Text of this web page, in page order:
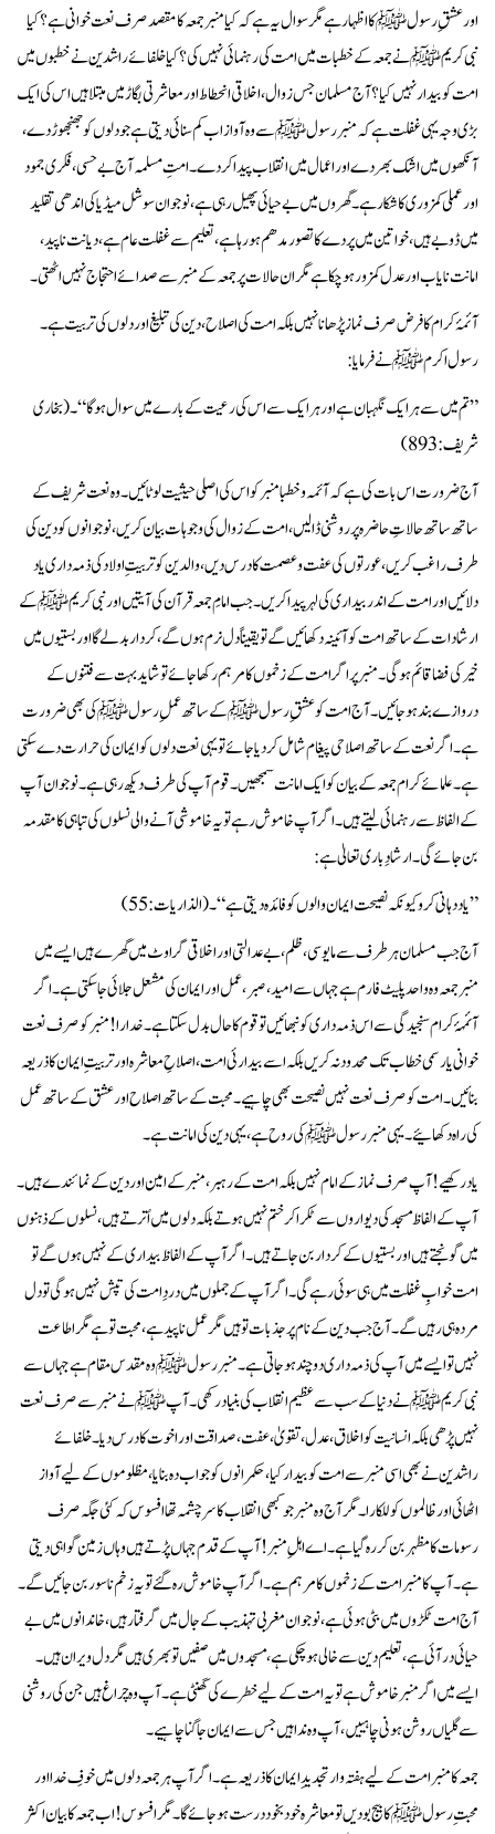
اور عشقِ رسول ﷺ کا اظہار ہے مگر سوال یہ ہے کہ کیا منبر جمعہ کا مقصد صرف نعت خوانی ہے؟ کیا
نبی کریم ﷺ نے جمعہ کے خطبات میں امت کی رہنمائی نہیں کی؟ کیا خلفائے راشدین نے خطبوں میں
امت کو بیدار نہیں کیا؟ آج مسلمان جس زوال، اخلاقی انحطاط اور معاشرتی بگاڑ میں مبتلا ہیں اس کی ایک
بڑی وجہ یہی غفلت ہے کہ منبر رسول ﷺ سے وہ آواز اب کم سنائی دیتی ہے جو دلوں کو جھنجھوڑ دے،
آنکھوں میں اشک بھر دے اور اعمال میں انقلاب پیدا کر دے۔ امتِ مسلمہ آج بے حسی، فکری جمود
اور عملی کمزوری کا شکار ہے۔ گھروں میں بے حیائی پھیل رہی ہے، نوجوان سوشل میڈیا کی اندھی تقلید
میں ڈوبے ہیں، خواتین میں پردے کا تصور مدھم ہو رہا ہے، تعلیم سے غفلت عام ہے، دیانت ناپید،
امانت نایاب اور عدل کمزور ہو چکا ہے مگر ان حالات پر جمعہ کے منبر سے صدائے احتجاج نہیں اٹھتی۔
آئمۂ کرام کا فرض صرف نماز پڑھانا نہیں بلکہ امت کی اصلاح، دین کی تبلیغ اور دلوں کی تربیت ہے۔
رسول اکرم ﷺ نے فرمایا:
”تم میں سے ہر ایک نگہبان ہے اور ہر ایک سے اس کی رعیت کے بارے میں سوال ہوگا“۔ (بخاری
شریف:893)
آج ضرورت اس بات کی ہے کہ آئمہ و خطبا منبر کو اس کی اصلی حیثیت لوٹائیں۔ وہ نعت شریف کے
ساتھ ساتھ حالاتِ حاضرہ پر روشنی ڈالیں، امت کے زوال کی وجوہات بیان کریں، نوجوانوں کو دین کی
طرف راغب کریں، عورتوں کی عفت و عصمت کا درس دیں، والدین کو تربیتِ اولاد کی ذمہ داری یاد
دلائیں اور امت کے اندر بیداری کی لہر پیدا کریں۔ جب امامِ جمعہ قرآن کی آیتیں اور نبی کریم ﷺ کے
ارشادات کے ساتھ امت کو آئینہ دکھائیں گے تو یقیناً دل نرم ہوں گے، کردار بدلے گا اور بستیوں میں
خیر کی فضا قائم ہوگی۔ منبر پر اگر امت کے زخموں کا مرہم رکھا جائے تو شاید بہت سے فتنوں کے
دروازے بند ہو جائیں۔ آج امت کو عشقِ رسول ﷺ کے ساتھ عملِ رسول ﷺ کی بھی ضرورت
ہے۔ اگر نعت کے ساتھ اصلاحی پیغام شامل کر دیا جائے تو یہی نعت دلوں کو ایمان کی حرارت دے سکتی
ہے۔ علمائے کرام جمعہ کے بیان کو ایک امانت سمجھیں۔ قوم آپ کی طرف دیکھ رہی ہے۔ نوجوان آپ
کے الفاظ سے رہنمائی لیتے ہیں۔ اگر آپ خاموش رہے تو یہ خاموشی آنے والی نسلوں کی تباہی کا مقدمہ
بن جائے گی۔ ارشادِ باری تعالیٰ ہے:
”یاد دہانی کرو کیونکہ نصیحت ایمان والوں کو فائدہ دیتی ہے“۔ (الذاریات:55)
آج جب مسلمان ہر طرف سے مایوسی، ظلم، بے عدالتی اور اخلاقی گراوٹ میں گھرے ہیں ایسے میں
منبر جمعہ وہ واحد پلیٹ فارم ہے جہاں سے امید، صبر، عمل اور ایمان کی مشعل جلائی جا سکتی ہے۔ اگر
آئمہۂ کرام سنجیدگی سے اس ذمہ داری کو نبھائیں تو قوم کا حال بدل سکتا ہے۔ خدارا! منبر کو صرف نعت
خوانی یا رسمی خطاب تک محدود نہ کریں بلکہ اسے بیدارئی امت، اصلاحِ معاشرہ اور تربیتِ ایمان کا ذریعہ
بنائیں۔ امت کو صرف نعت نہیں نصیحت بھی چاہیے۔ محبت کے ساتھ اصلاح اور عشق کے ساتھ عمل
کی راہ دکھائیے۔ یہی منبر رسول ﷺ کی روح ہے، یہی دین کی امانت ہے۔
یاد رکھیے! آپ صرف نماز کے امام نہیں بلکہ امت کے رہبر، منبر کے امین اور دین کے نمائندے ہیں۔
آپ کے الفاظ مسجد کی دیواروں سے ٹکرا کر ختم نہیں ہوتے بلکہ دلوں میں اُترتے ہیں، نسلوں کے ذہنوں
میں گونجتے ہیں اور بستیوں کے کردار بن جاتے ہیں۔ اگر آپ کے الفاظ بیداری کے نہیں ہوں گے تو
امت خوابِ غفلت میں ہی سوئی رہے گی۔ اگر آپ کے جملوں میں دردِ امت کی تپش نہیں ہوگی تو دل
مردہ ہی رہیں گے۔ آج جب دین کے نام پر جذبات تو ہیں مگر عمل ناپید ہے، محبت تو ہے مگر اطاعت
نہیں تو ایسے میں آپ کی ذمہ داری دو چند ہو جاتی ہے۔ منبر رسول ﷺ وہ مقدس مقام ہے جہاں سے
نبی کریم ﷺ نے دنیا کے سب سے عظیم انقلاب کی بنیاد رکھی۔ آپ ﷺ نے منبر سے صرف نعت
نہیں پڑھی بلکہ انسانیت کو اخلاق، عدل، تقویٰ، عفت، صداقت اور اخوت کا درس دیا۔ خلفائے
راشدین نے بھی اسی منبر سے امت کو بیدار کیا، حکمرانوں کو جواب دہ بنایا، مظلوموں کے لیے آواز
اٹھائی اور ظالموں کو للکارا۔ مگر آج وہ منبر جو کبھی انقلاب کا سر چشمہ تھا افسوس کہ کئی جگہ صرف
رسومات کا مظہر بن کر رہ گیا ہے۔ اے اہلِ منبر! آپ کے قدم جہاں پڑتے ہیں وہاں زمین گواہی دیتی
ہے۔ آپ کا منبر امت کے زخموں کا مرہم ہے۔ اگر آپ خاموش رہ گئے تو یہ زخم ناسور بن جائیں گے۔
آج امت ٹکڑوں میں بٹی ہوئی ہے، نوجوان مغربی تہذیب کے جال میں گرفتار ہیں، خاندانوں میں بے
حیائی در آئی ہے، تعلیم دین سے خالی ہوچکی ہے، مسجدوں میں صفیں تو بھری ہیں مگر دل ویران ہیں۔
ایسے میں اگر منبر خاموش ہے تو یہ امت کے لیے خطرے کی گھنٹی ہے۔ آپ وہ چراغ ہیں جن کی روشنی
سے گلیاں روشن ہونی چاہییں، آپ وہ ندا ہیں جس سے ایمان جاگنا چاہیے۔
جمعہ کا منبر امت کے لیے ہفتہ وار تجدیدِ ایمان کا ذریعہ ہے۔ اگر آپ ہر جمعہ دلوں میں خوفِ خدا اور
محبتِ رسول ﷺ کا بیج بو دیں تو معاشرہ خود بخود درست ہو جائے گا۔ مگر افسوس! اب جمعہ کا بیان اکثر